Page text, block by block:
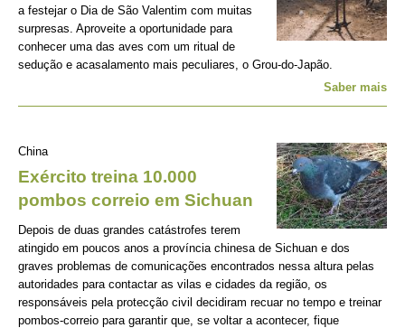
a festejar o Dia de São Valentim com muitas
surpresas. Aproveite a oportunidade para
conhecer uma das aves com um ritual de
sedução e acasalamento mais peculiares, o Grou-do-Japão.
Saber mais
China
Exército treina 10.000
pombos correio em Sichuan
Depois de duas grandes catástrofes terem
atingido em poucos anos a província chinesa de Sichuan e dos
graves problemas de comunicações encontrados nessa altura pelas
autoridades para contactar as vilas e cidades da região, os
responsáveis pela protecção civil decidiram recuar no tempo e treinar
pombos-correio para garantir que, se voltar a acontecer, fique